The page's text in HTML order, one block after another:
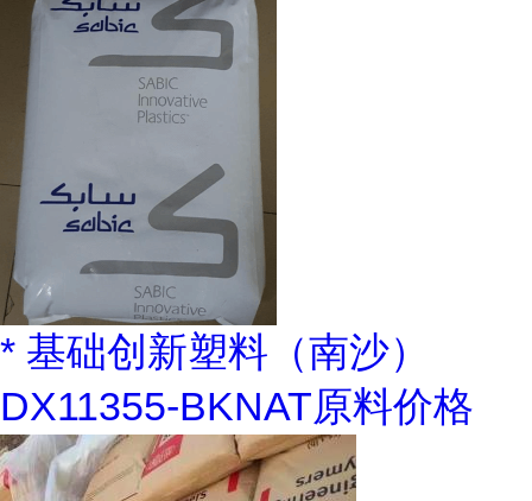
* 基础创新塑料（南沙）
DX11355-BKNAT原料价格